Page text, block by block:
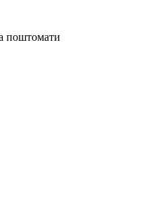
поштомати